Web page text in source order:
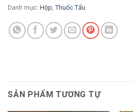
Danh mục: Hộp Thuốc Tẩu
SẢN PHẨM TƯƠNG TỰ